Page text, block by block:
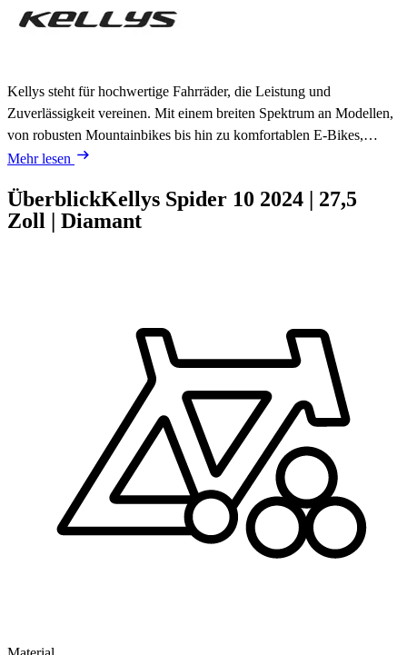
Kellys steht für hochwertige Fahrräder, die Leistung und
Zuverlässigkeit vereinen. Mit einem breiten Spektrum an Modellen,
von robusten Mountainbikes bis hin zu komfortablen E-Bikes,…
Mehr lesen
ÜberblickKellys Spider 10 2024 | 27,5
Zoll | Diamant